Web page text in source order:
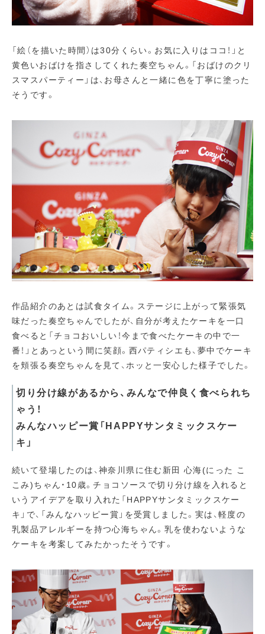
「絵（を描いた時間）は30分くらい。お気に入りはココ！」と
黄色いおばけを指さしてくれた奏空ちゃん。「おばけのクリ
スマスパーティー」は、お母さんと一緒に色を丁寧に塗った
そうです。
作品紹介のあとは試食タイム。ステージに上がって緊張気
味だった奏空ちゃんでしたが、自分が考えたケーキを一口
食べると「チョコおいしい！今まで食べたケーキの中で一
番！」とあっという間に笑顔。西パティシエも、夢中でケーキ
を頬張る奏空ちゃんを見て、ホッと一安心した様子でした。
切り分け線があるから、みんなで仲良く食べられち
ゃう！
みんなハッピー賞「HAPPYサンタミックスケー
キ」
続いて登場したのは、神奈川県に住む新田 心海(にった こ
こみ)ちゃん・10歳。チョコソースで切り分け線を入れると
いうアイデアを取り入れた「HAPPYサンタミックスケー
キ」で、「みんなハッピー賞」を受賞しました。実は、軽度の
乳製品アレルギーを持つ心海ちゃん。乳を使わないような
ケーキを考案してみたかったそうです。